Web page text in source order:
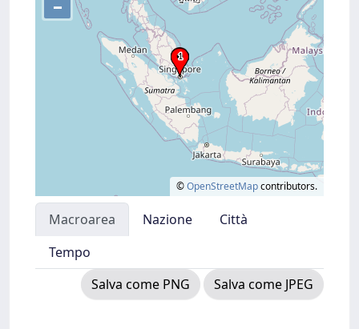
©OpenStreetMapcontributors.
Macroarea Nazione
Città
Tempo
Salva come PNG
Salva come JPEG